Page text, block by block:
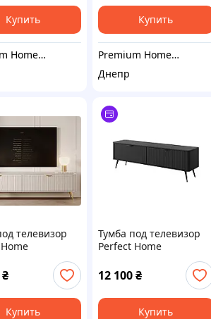
Купить
Premium Home Decor
Купить
Premium Home Decor
Днепр
телевизор
2-дверная
ножками
(PFH-
₴
Купить
Тумба под телевизор
Perfect Home
Ланте/Lante 2-дверная
с черными ножками
2D/163 Черный (PFH-
091119)
12 100 ₴
Купить